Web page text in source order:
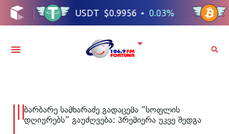
ბარბარე სამხარაძე გადაცემა “სოფლის
დღიურებს” გაუძღვება: პრემიერა უკვე შედგა